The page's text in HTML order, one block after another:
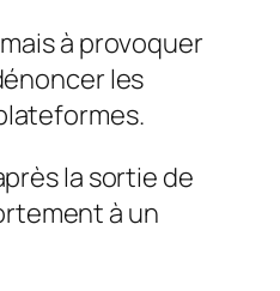
à provoquer
les
la sortie de
à un